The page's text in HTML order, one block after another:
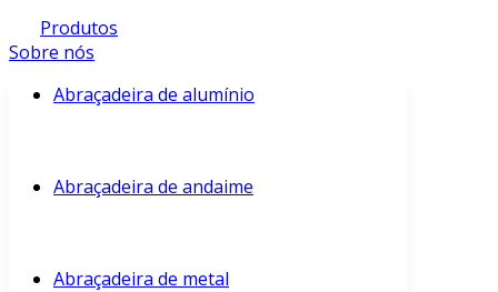
Produtos
Sobre nós
Abraçadeira de alumínio
Abraçadeira de andaime
Abraçadeira de metal